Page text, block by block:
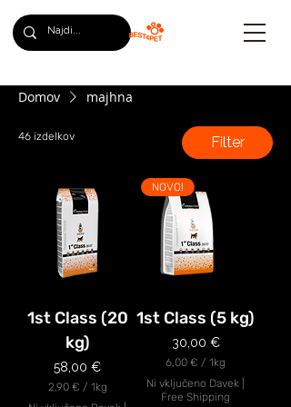
Domov majhna
46 izdelkov Filter
1st Class (20
kg)
Cena
58,00 €
2,90 € / 1kg
NOVO!
1st Class (5 kg)
Cena
30,00 €
6,00 € / 1kg
0
Ni vključeno Davek
Free Shipping